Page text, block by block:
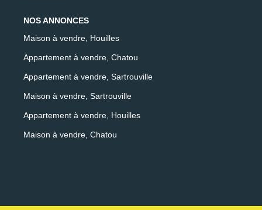
NOS ANNONCES
Maison à vendre, Houilles
Appartement à vendre, Chatou
Appartement à vendre, Sartrouville
Maison à vendre, Sartrouville
Appartement à vendre, Houilles
Maison à vendre, Chatou